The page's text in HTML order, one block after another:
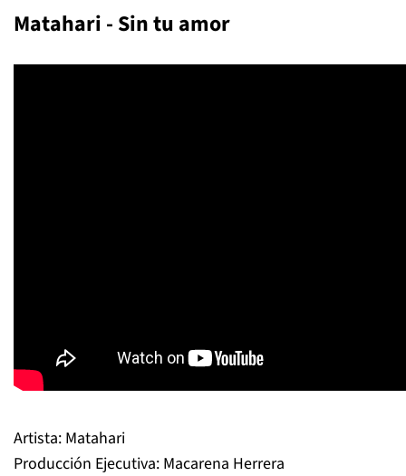
Matahari - Sin tu amor
Artista: Matahari
Producción Ejecutiva: Macarena Herrera